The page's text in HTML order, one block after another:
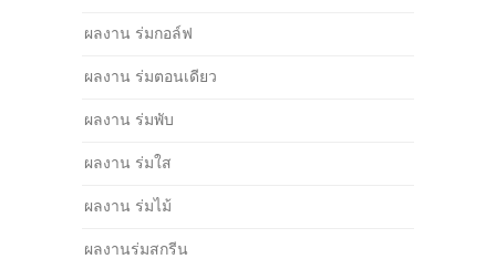
ผลงาน ร่มกอล์ฟ
ผลงาน ร่มตอนเดียว
ผลงาน ร่มพับ
ผลงาน ร่มใส
ผลงาน ร่มไม้
ผลงานร่มสกรีน